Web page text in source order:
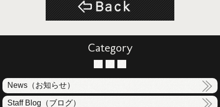
Category
News（お知らせ）
Staff Blog（ブログ）